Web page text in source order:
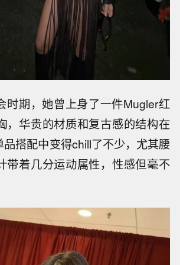
时期，她曾上身了一件Mugler红
，华贵的材质和复古感的结构在
搭配中变得chill了不少，尤其腰
带着几分运动属性，性感但毫不